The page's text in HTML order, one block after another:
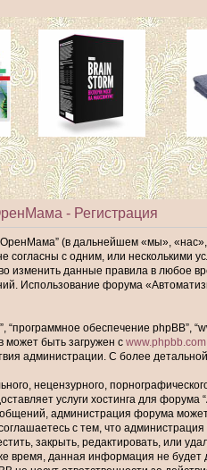
- Регистрация
(в дальнейшем «мы»,
с одним, или несколькими
данные правила в любое
Использование форума
обеспечение phpBB”,
может быть загружен с www.phpbb.com
администрации. С более
нецензурного,
услуги хостинга для
администрация форума
с тем, что
закрыть, редактировать, или
время, данная информация не